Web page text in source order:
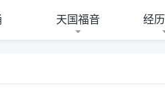
天国福音 经